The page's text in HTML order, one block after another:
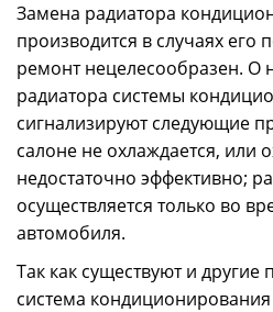
Замена радиатора
производится в случаях его
ремонт нецелесообразен. О
радиатора системы
сигнализируют следующие
салоне не охлаждается, или
недостаточно эффективно;
осуществляется только во
автомобиля.
Так как существуют и
система